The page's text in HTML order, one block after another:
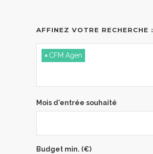
AFFINEZ VOTRE RECHERCHE :
× CFM Agen
Mois d'entrée souhaité
Budget min. (€)